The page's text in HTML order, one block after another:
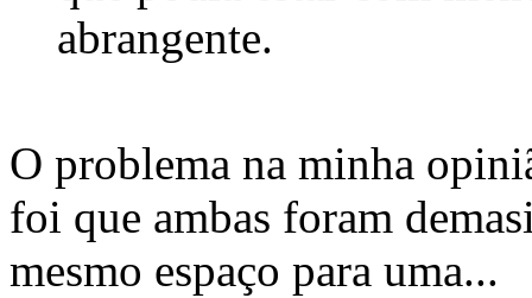
abrangente.
O problema na minha
foi que ambas foram
mesmo espaço para uma...